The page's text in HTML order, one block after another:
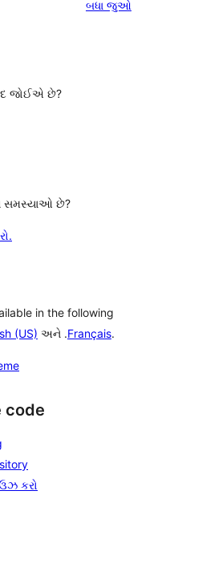
બધા સમીક્ષાઓ
જુઓ
જોઈએ છે?
સમસ્યાઓ છે?
in the following
(US) અને .Français.
code
કરો